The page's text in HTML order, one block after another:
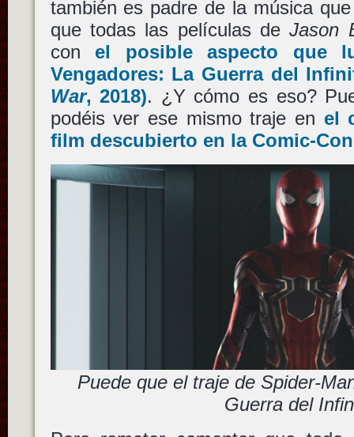
también es padre de la música
que todas las películas deJason
con el posible aspecto que
Vengadores: La Guerra del
War, 2018). ¿Y cómo es eso?
podéis ver ese mismo traje en el
film descubierto en la Comic-Con
Puede que el traje de Spider-
Guerra del